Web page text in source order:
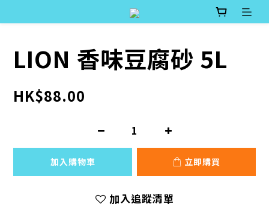
LION 香味豆腐砂 5L
HK$88.00
加入購物車 立即購買
加入追蹤清單